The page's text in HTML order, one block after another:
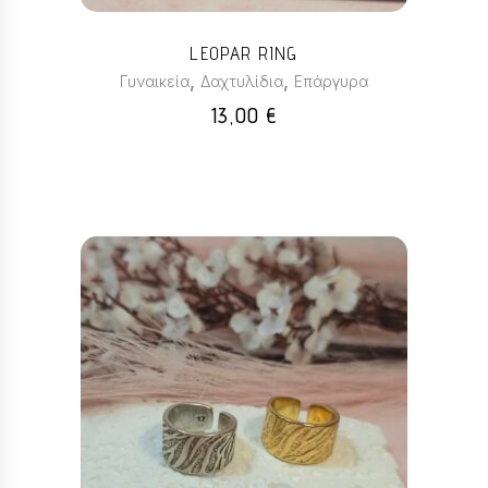
επιλογές
να
επιλεγούν
στη
LEOPAR RING
Γυναικεία, Δαχτυλίδια, Επάργυρα
13,00 €
Αυτό
το
προϊόν
έχει